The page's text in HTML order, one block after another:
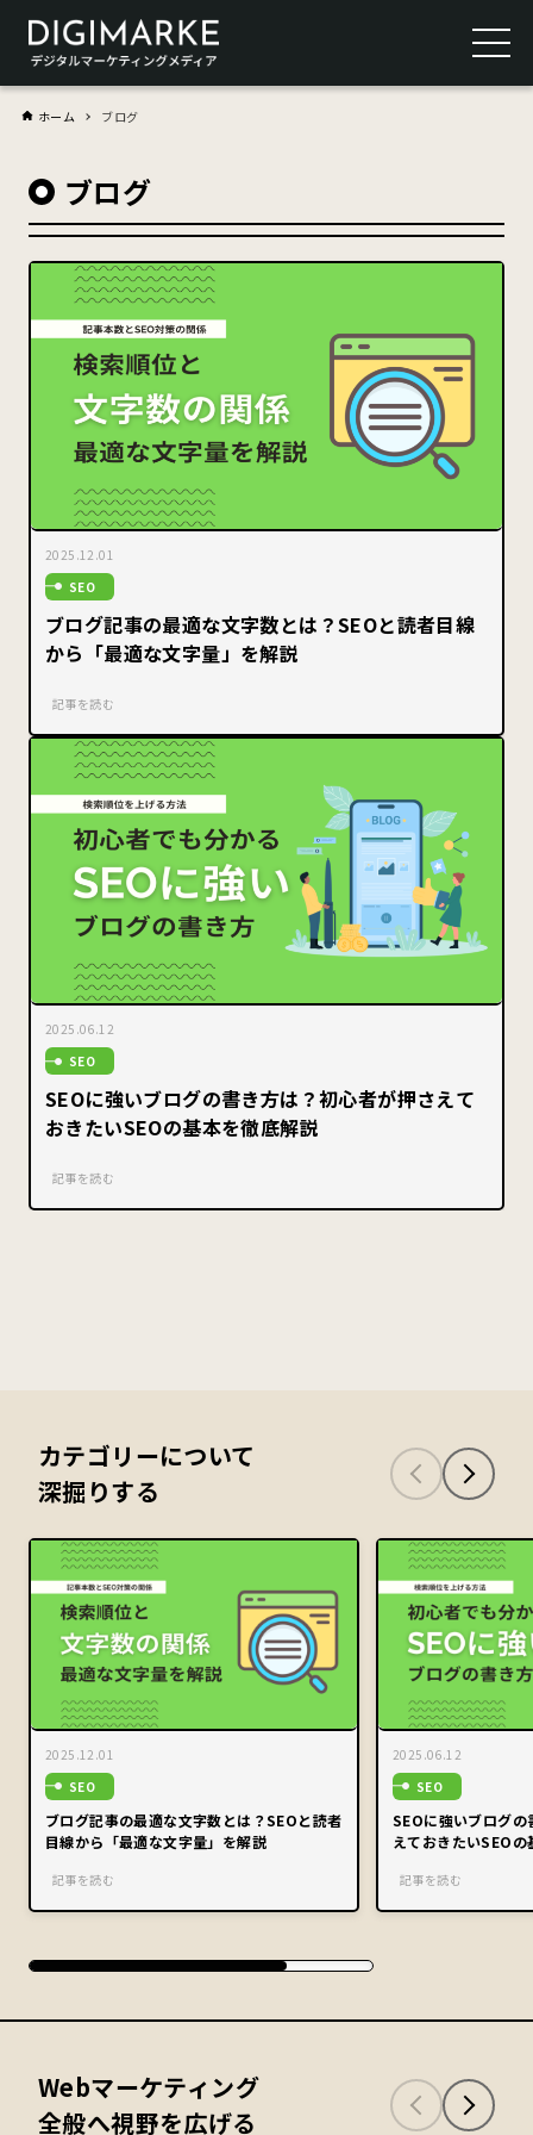
ホーム ブログ
ブログ
2025.12.01
SEO
ブログ記事の最適な文字数とは？SEOと読者目線
から「最適な文字量」を解説
記事を読む
2025.06.12
SEO
SEOに強いブログの書き方は？初心者が押さえて
おきたいSEOの基本を徹底解説
記事を読む
カテゴリーについて
深掘りする
2025.12.01
SEO
ブログ記事の最適な文字数とは？SEOと読者
目線から「最適な文字量」を解説
記事を読む
2025.06.12
SEO
SEOに強いブログ
えておきたいSEO
記事を読む
Webマーケティング
全般へ視野を広げる